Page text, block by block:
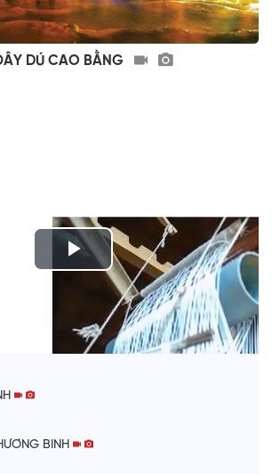
DÚ CAO BẰNG
P
a
HENG TÀY - NÙNG (Thứ 7, vằn xo 8
BINH